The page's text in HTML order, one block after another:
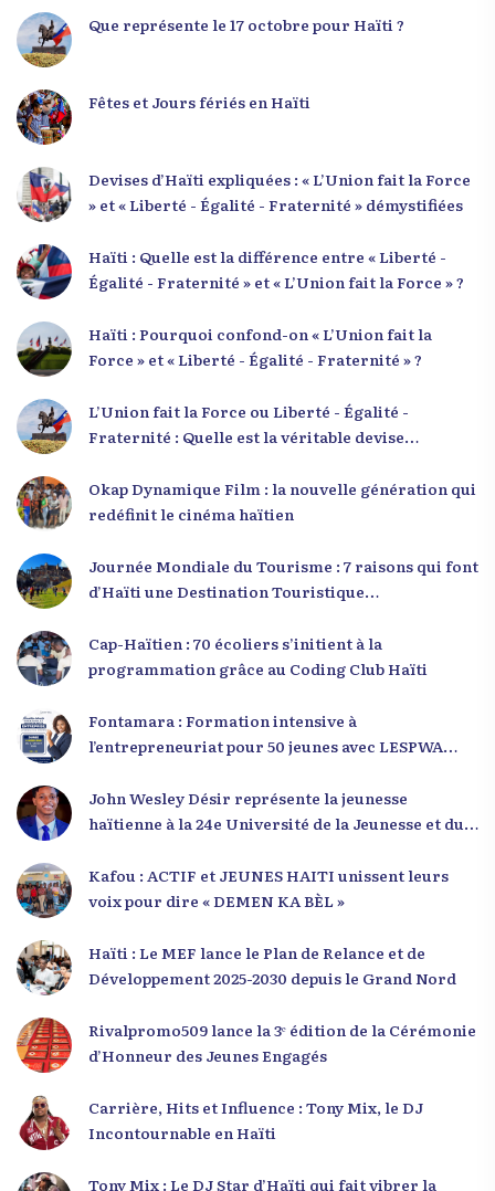
Que représente le 17 octobre pour Haïti ?
Fêtes et Jours fériés en Haïti
Devises d’Haïti expliquées : « L’Union fait la Force
» et « Liberté - Égalité - Fraternité » démystifiées
Haïti : Quelle est la différence entre « Liberté -
Égalité - Fraternité » et « L’Union fait la Force » ?
Haïti : Pourquoi confond-on « L’Union fait la
Force » et « Liberté - Égalité - Fraternité » ?
L’Union fait la Force ou Liberté - Égalité -
Fraternité : Quelle est la véritable devise
Okap Dynamique Film : la nouvelle génération qui
redéfinit le cinéma haïtien
Journée Mondiale du Tourisme : 7 raisons qui font
d’Haïti une Destination Touristique
Cap-Haïtien : 70 écoliers s’initient à la
programmation grâce au Coding Club Haïti
Fontamara : Formation intensive à
l’entrepreneuriat pour 50 jeunes avec LESPWA
John Wesley Désir représente la jeunesse
haïtienne à la 24e Université de la Jeunesse et du
Kafou : ACTIF et JEUNES HAITI unissent leurs
voix pour dire « DEMEN KA BÈL »
Haïti : Le MEF lance le Plan de Relance et de
Développement 2025-2030 depuis le Grand Nord
Rivalpromo509 lance la 3ᵉ édition de la Cérémonie
d’Honneur des Jeunes Engagés
Carrière, Hits et Influence : Tony Mix, le DJ
Incontournable en Haïti
Tony Mix : Le DJ Star d’Haïti qui fait vibrer la